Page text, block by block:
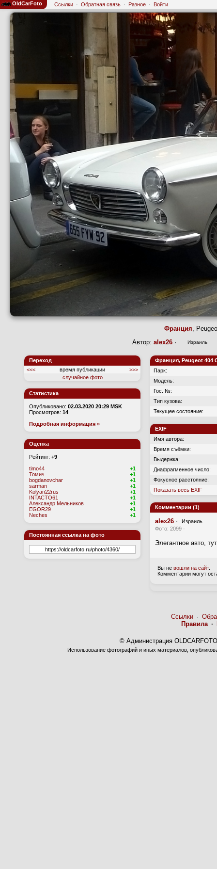
OldCarFoto Ссылки · Обратная связь · Разное · Войти
Франция,
Автор: alex26 · Израиль
Переход
<<<
время публикации
>>>
случайное фото
Статистика
Опубликовано: 02.03.2020 20:29 MSK
Просмотров: 14
Подробная информация »
Оценка
Рейтинг: +9
timo44
+1
Томич
+1
bogdanovchar
+1
sarman
+1
Kolyan22rus
+1
INTACTO61
+1
Александр Мельников
+1
EGOR29
+1
Neches
+1
Постоянная ссылка на фото
Франция, Peugeot 404
Парк:
Модель:
Гос. №:
Тип кузова:
Текущее состояние:
EXIF
Имя автора:
Время съёмки:
Выдержка:
Диафрагменное число:
Фокусное расстояние:
Показать весь EXIF
Комментарии (1)
alex26 ·
Израиль
Фото: 2099 ·
Элегантное авто,
Вы не вошли на сайт.
Комментарии могут
Ссылки·
Правила·
© Администрация
Использование фотографий и иных материалов,